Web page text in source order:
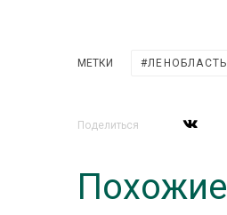
МЕТКИ ЛЕНОБЛАСТЬ
Поделиться
Похожие